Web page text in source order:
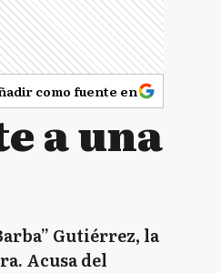
como fuente en
a una
Gutiérrez, la
Acusa del